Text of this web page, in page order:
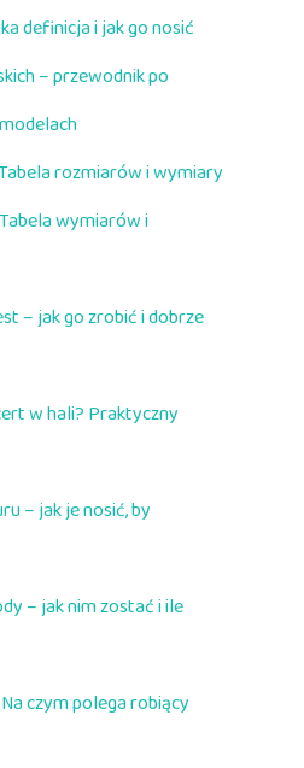
definicja i jak go nosić
– przewodnik po
rozmiarów i wymiary
wymiarów i
– jak go zrobić i dobrze
w hali? Praktyczny
– jak je nosić, by
– jak nim zostać i ile
czym polega robiący